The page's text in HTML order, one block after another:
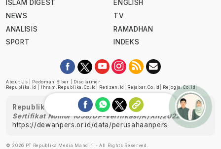
ISLAM DIGEST
NEWS
ANALISIS
SPORT
ENGLISH
TV
RAMADHAN
INDEKS
About Us Pedoman Siber
Disclaimer
Republika.id
Ihram.republika.co.id Retizen.id Rejabar.co.id Rejogja.co.id |
Republika telah diverifikasi oleh Dewan Pers
Sertifikat Nomor 1058/DP-Verifikasi/K/XII/2022
https://dewanpers.or.id/data/perusahaanpers
© 2026 PT Republika Media Mandiri - All Rights Reserved.
Ask me!